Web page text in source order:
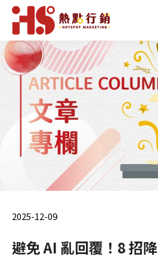
2025-12-09
避免 AI 亂回覆！8 招